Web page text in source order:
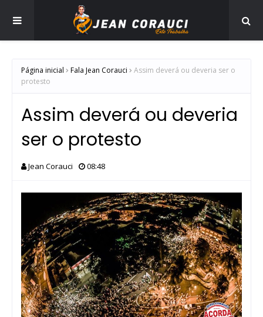
Página inicial Fala Jean Corauci
Assim deverá ou deveria ser o
protesto
Assim deverá ou deveria
ser o protesto
Jean Corauci 08:48